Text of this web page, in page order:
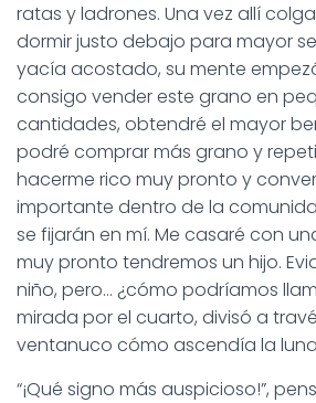
ratas y ladrones. Una vez allí
dormir justo debajo para mayor
yacía acostado, su mente
consigo vender este grano en
cantidades, obtendré el mayor
podré comprar más grano y
hacerme rico muy pronto y
importante dentro de la
se fijarán en mí. Me casaré con
muy pronto tendremos un hijo.
niño, pero… ¿cómo podríamos
mirada por el cuarto, divisó a
ventanuco cómo ascendía la
“¡Qué signo más auspicioso!”,